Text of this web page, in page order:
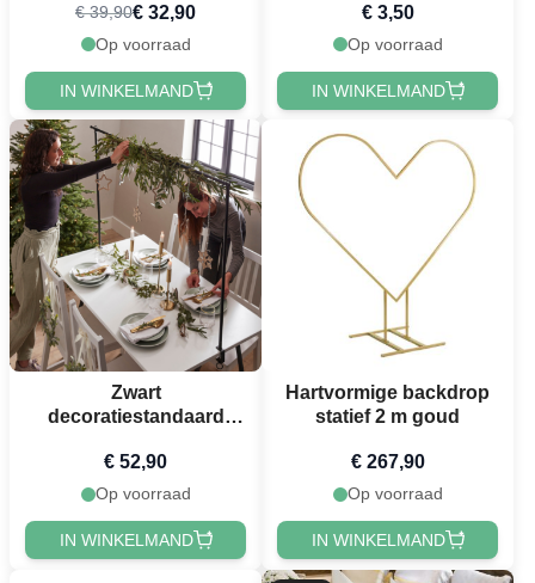
€ 39,90€ 32,90
Op voorraad
IN WINKELMAND
€ 3,50
Op voorraad
IN WINKELMAND
Zwart
decoratiestandaard
cm
€ 52,90
Op voorraad
IN WINKELMAND
Hartvormige backdrop
statief 2 m goud
€ 267,90
Op voorraad
IN WINKELMAND